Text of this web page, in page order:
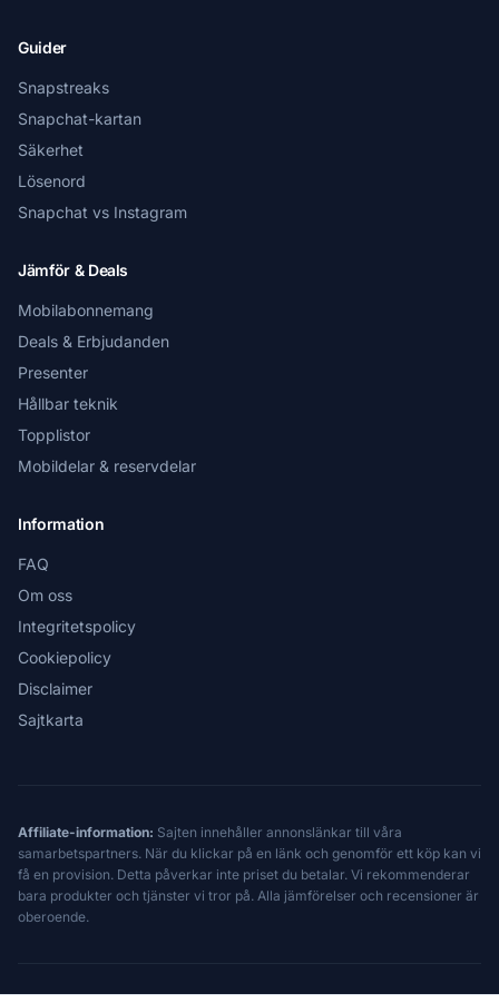
Guider
Snapstreaks
Snapchat-kartan
Säkerhet
Lösenord
Snapchat vs Instagram
Jämför & Deals
Mobilabonnemang
Deals & Erbjudanden
Presenter
Hållbar teknik
Topplistor
Mobildelar & reservdelar
Information
FAQ
Om oss
Integritetspolicy
Cookiepolicy
Disclaimer
Sajtkarta
Affiliate-information: Sajten innehåller annonslänkar till våra
samarbetspartners. När du klickar på en länk och genomför ett köp kan vi
få en provision. Detta påverkar inte priset du betalar. Vi rekommenderar
bara produkter och tjänster vi tror på. Alla jämförelser och recensioner är
oberoende.